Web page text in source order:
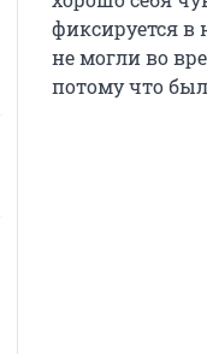
фиксируется
не могли во
потому что